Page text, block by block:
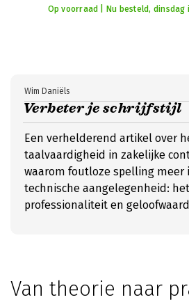
Op voorraad | Nu besteld,
Verbeter je schrijfstijl
Wim Daniëls
Een verhelderend artikel over
taalvaardigheid in zakelijke
waarom foutloze spelling meer
technische aangelegenheid:
professionaliteit en
Van theorie naar